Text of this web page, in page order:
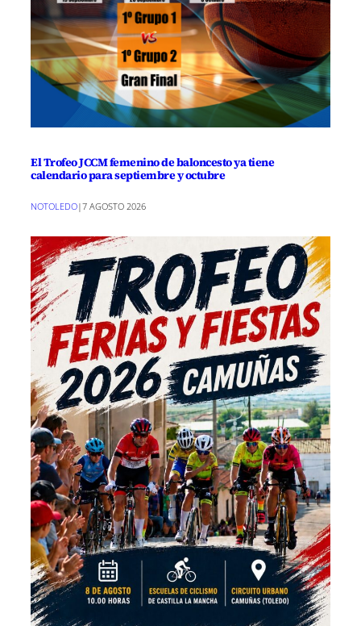
El Trofeo JCCM femenino de baloncesto ya tiene
calendario para septiembre y octubre
NOTOLEDO|7 AGOSTO 2026